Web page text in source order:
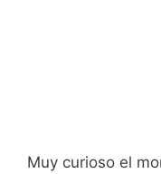
Muy curioso el